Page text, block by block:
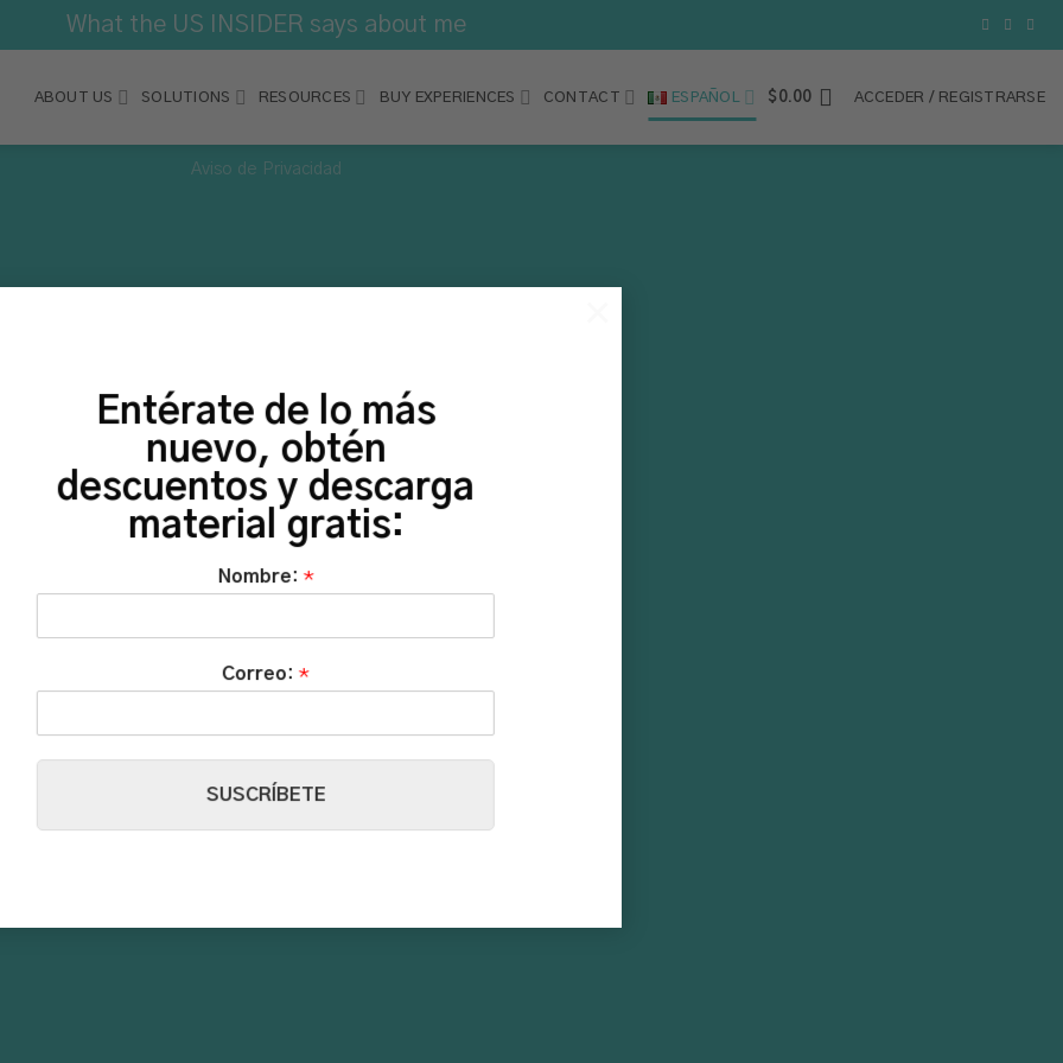
Entérate de lo más
nuevo, obtén
descuentos y descarga
material gratis:
Nombre: *
Correo: *
SUSCRÍBETE
What the US INSIDER says about me
ABOUT US SOLUTIONS RESOURCES BUY EXPERIENCES CONTACT ESPAÑOL $ 0.00 ACCEDER / REGISTRARSE
Aviso de Privacidad